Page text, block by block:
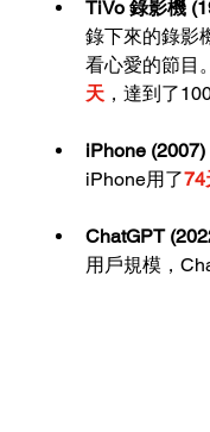
TiVo 錄影機
錄下來的錄影
看心愛的節目
天 ，達到了
iPhone (2007)
iPhone用了74
ChatGPT
用戶規模，